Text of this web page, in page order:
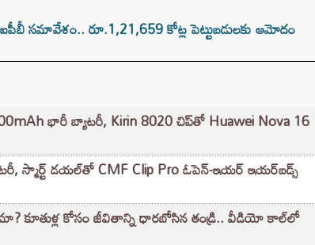
సమావేశం.. రూ.1,21,659 కోట్ల పెట్టుబడులకు ఆమోదం
భారీ బ్యాటరీ, Kirin 8020 చిప్‌తో Huawei Nova 16
స్మార్ట్ డయల్‌తో CMF Clip Pro ఓపెన్-ఇయర్ ఇయర్‌బడ్స్
కూతుళ్ల కోసం జీవితాన్ని ధారబోసిన తండ్రి.. వీడియో కాల్‌లో